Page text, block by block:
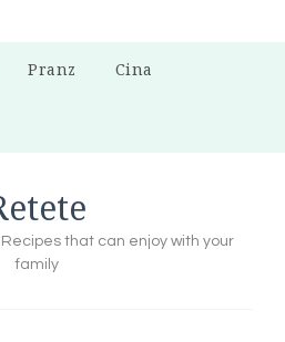
Pranz Cina
that can enjoy with your
family